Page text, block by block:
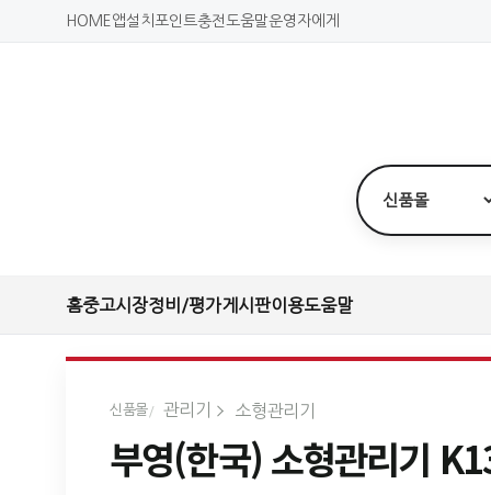
HOME 앱설치 포인트충전도움말운영자에게
홈중고시장정비/평가게시판이용도움말
신품몰 관리기 소형관리기
부영(한국) 소형관리기